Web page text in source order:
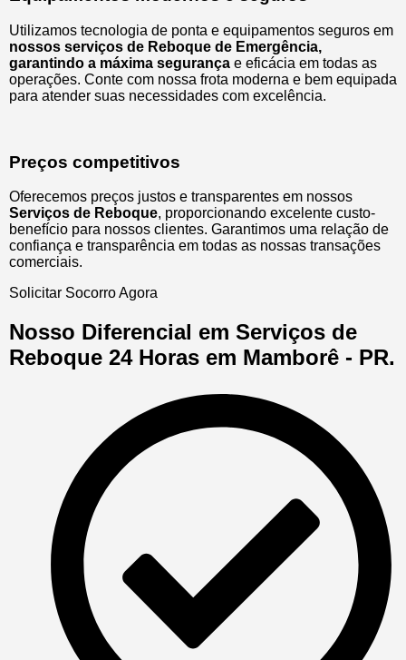
Utilizamos tecnologia de ponta e equipamentos seguros em
nossos serviços de Reboque de Emergência,
garantindo a máxima segurança e eficácia em todas as
operações. Conte com nossa frota moderna e bem equipada
para atender suas necessidades com excelência.
Preços competitivos
Oferecemos preços justos e transparentes em nossos
Serviços de Reboque, proporcionando excelente custo-
benefício para nossos clientes. Garantimos uma relação de
confiança e transparência em todas as nossas transações
comerciais.
Solicitar Socorro Agora
Nosso Diferencial em Serviços de
Reboque 24 Horas em Mamborê - PR.